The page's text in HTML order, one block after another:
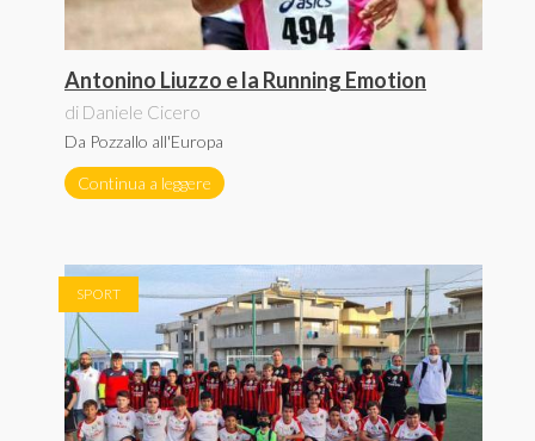
Antonino Liuzzo e la Running Emotion
di Daniele Cicero
Da Pozzallo all'Europa
Continua a leggere
SPORT